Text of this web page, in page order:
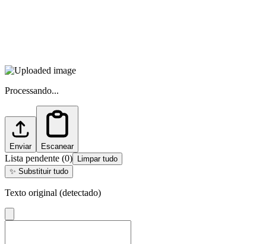
Processando...
Enviar Escanear
Lista pendente (0)
Limpar tudo
✨ Substituir tudo
Texto original (detectado)